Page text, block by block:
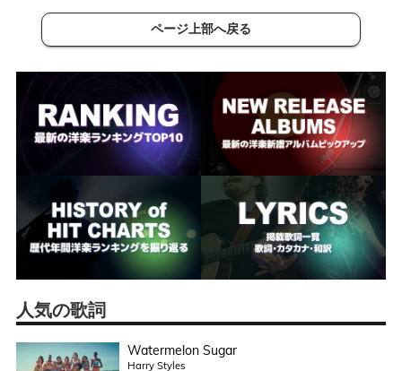
ページ上部へ戻る
人気の歌詞
Watermelon Sugar
Harry Styles